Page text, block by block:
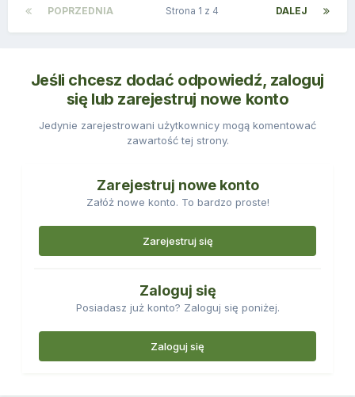
POPRZEDNIA DALEJ
Strona 1 z 4
Jeśli chcesz dodać odpowiedź, zaloguj
się lub zarejestruj nowe konto
Jedynie zarejestrowani użytkownicy mogą komentować
zawartość tej strony.
Zarejestruj nowe konto
Załóż nowe konto. To bardzo proste!
Zarejestruj się
Zaloguj się
Posiadasz już konto? Zaloguj się poniżej.
Zaloguj się